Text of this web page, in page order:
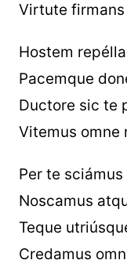
Virtute
Hostem
Pacemque
Ductore sic te
Vitemus omne
Per te
Noscamus
Teque
Credamus